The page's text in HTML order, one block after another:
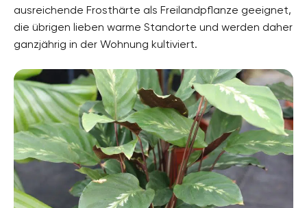
Pflanzenarten
Beetpflanzen, Zimmerpflanzen, Bodendecker,
Zierpflanzen
Bauerngarten, Blumengarten, Terrassengarten,
Topfgarten, Ziergarten
ausreichende Frosthärte als Freilandpflanze geeignet,
die übrigen lieben warme Standorte und werden daher
ganzjährig in der Wohnung kultiviert.